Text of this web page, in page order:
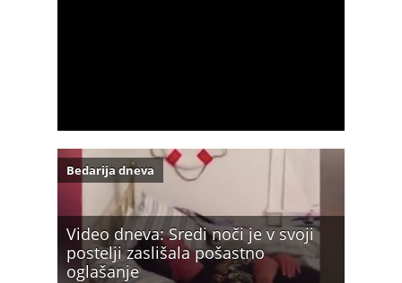
Video dneva: Sredi noči je v svoji
postelji zaslišala pošastno
oglašanje
Bedarija dneva